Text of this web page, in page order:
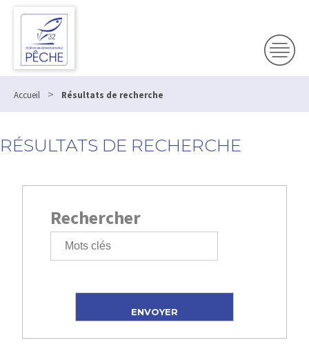
Accueil > Résultats de recherche
RÉSULTATS DE RECHERCHE
Rechercher